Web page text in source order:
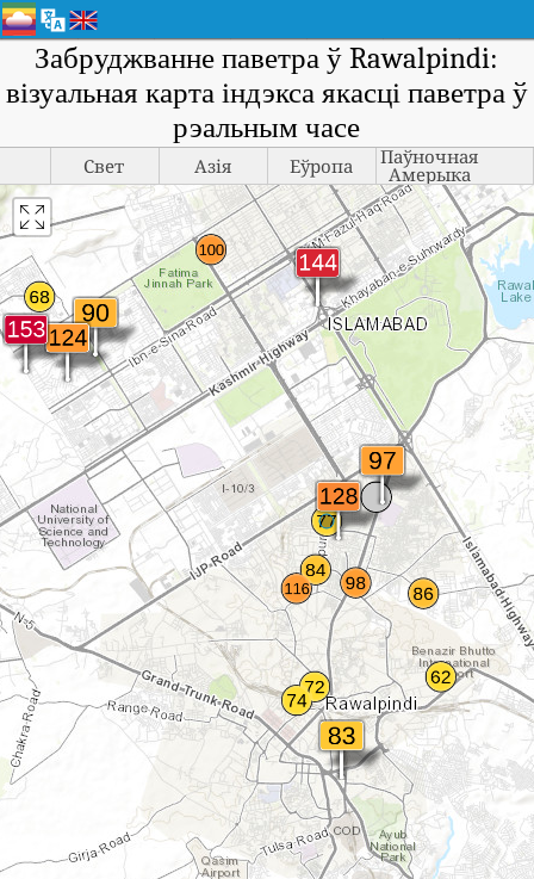
Забруджванне паветра ў Rawalpindi:
візуальная карта індэкса якасці паветра ў
рэальным часе
Свет Азія Еўропа Паўночная
Амерыка